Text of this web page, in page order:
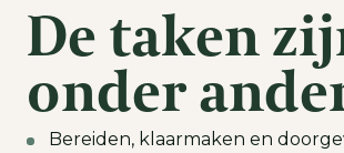
De taken
onder
Bereiden, klaarmaken en